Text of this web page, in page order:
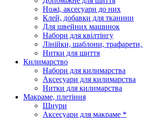
Ножі, аксесуари до них
Клей, добавки для тканини
Для швейних машинок
Набори для квілтінгу
Лінійки, шаблони,
Нитки для шиття
Килимарство
Набори для килимарства
Аксесуари для килимарства
Нитки для килимарства
Макраме, плетіння
Шнури
Аксесуари для макраме *